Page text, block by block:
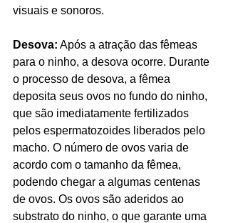
visuais e sonoros.
Desova: Após a atração das fêmeas
para o ninho, a desova ocorre. Durante
o processo de desova, a fêmea
deposita seus ovos no fundo do ninho,
que são imediatamente fertilizados
pelos espermatozoides liberados pelo
macho. O número de ovos varia de
acordo com o tamanho da fêmea,
podendo chegar a algumas centenas
de ovos. Os ovos são aderidos ao
substrato do ninho, o que garante uma